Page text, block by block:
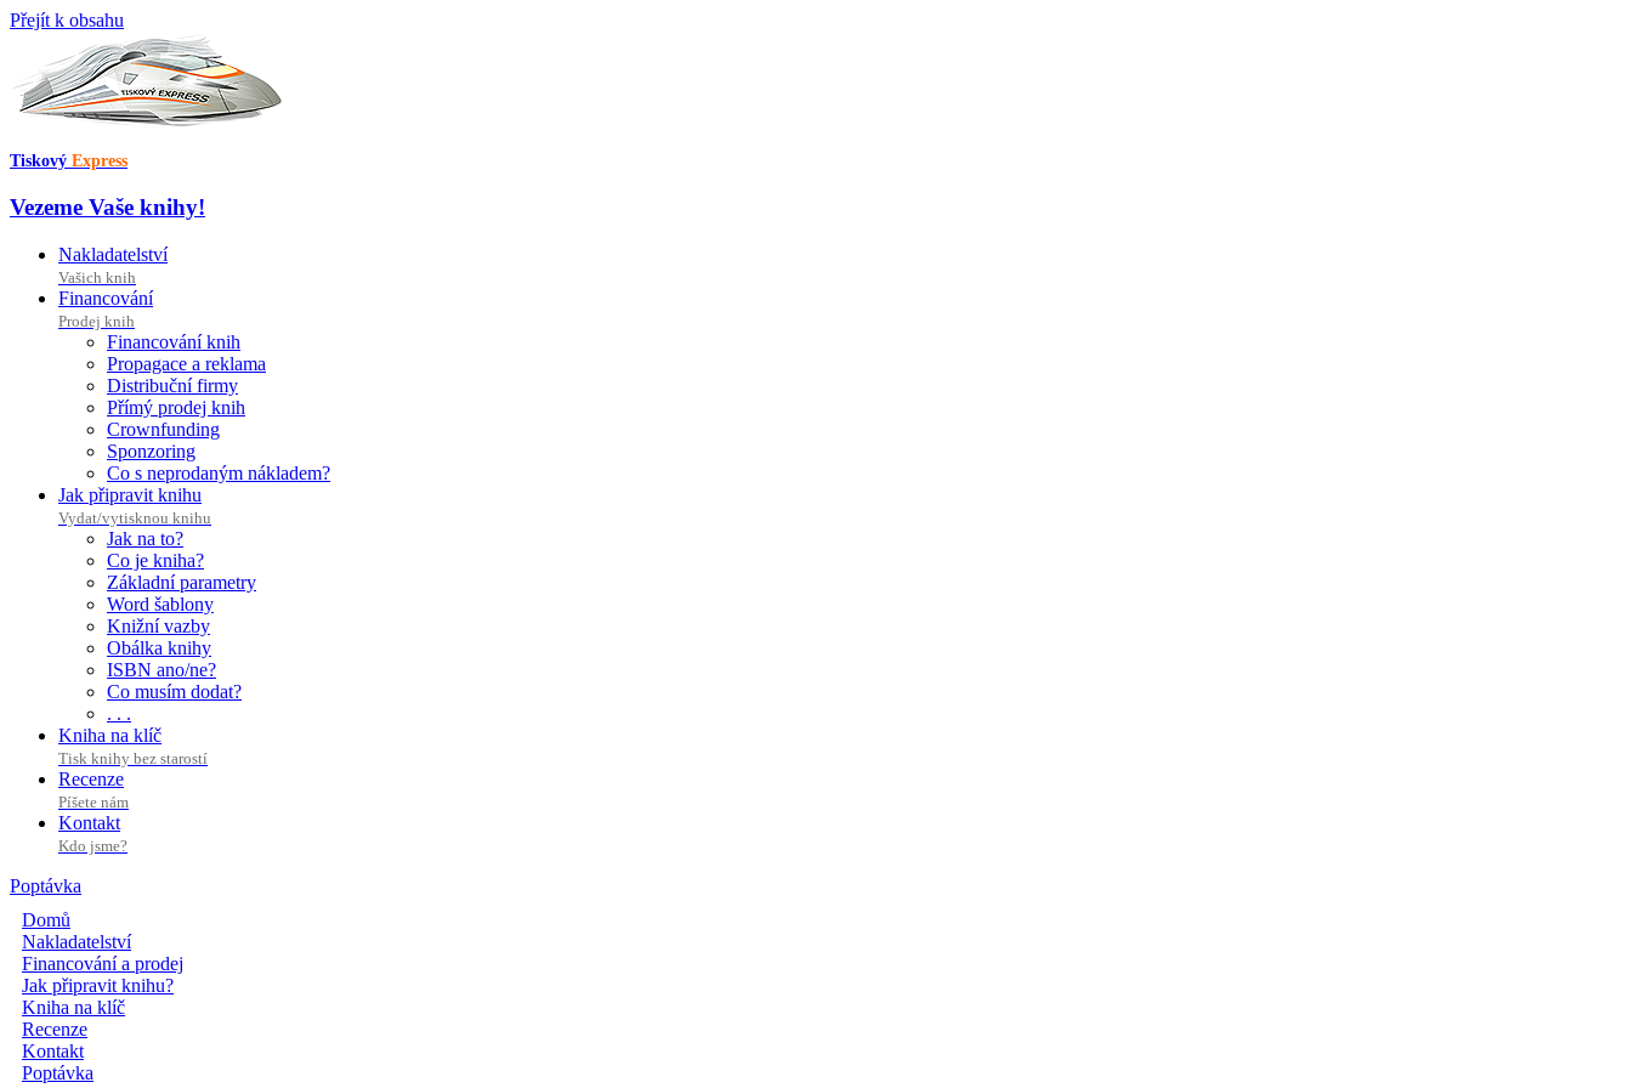
Přejít k obsahu
Tiskový Express
Vezeme Vaše knihy!
Nakladatelství
Vašich knih
Financování
Prodej knih
Financování knih
Propagace a reklama
Distribuční firmy
Přímý prodej knih
Crownfunding
Sponzoring
Co s neprodaným nákladem?
Jak připravit knihu
Vydat/vytisknou knihu
Jak na to?
Co je kniha?
Základní parametry
Word šablony
Knižní vazby
Obálka knihy
ISBN ano/ne?
Co musím dodat?
. . .
Kniha na klíč
Tisk knihy bez starostí
Recenze
Píšete nám
Kontakt
Kdo jsme?
Poptávka
Domů
Nakladatelství
Financování a prodej
Jak připravit knihu?
Kniha na klíč
Recenze
Kontakt
Poptávka